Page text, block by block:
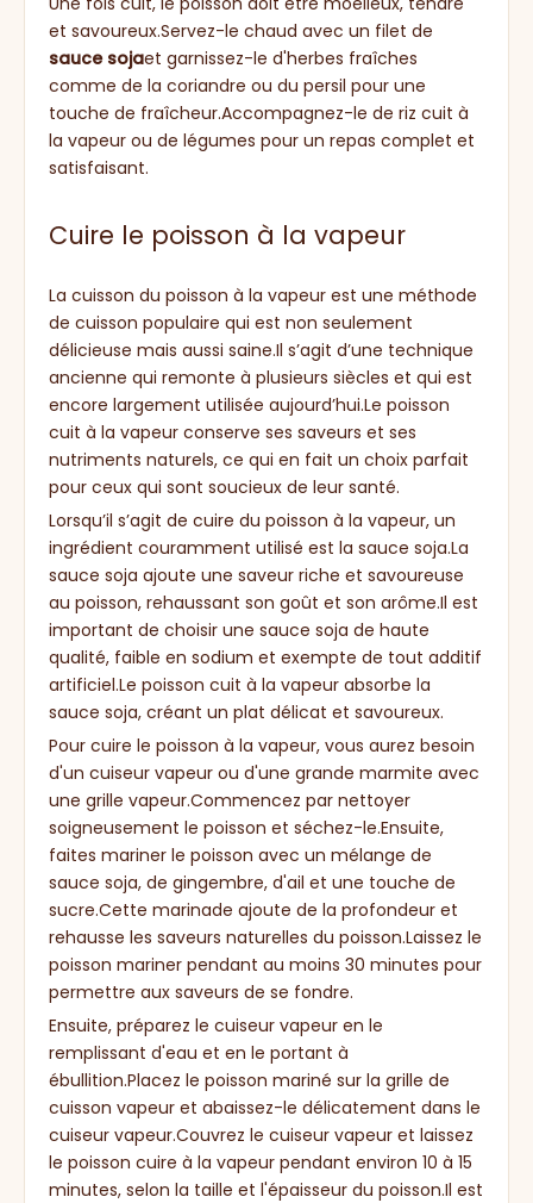
et savoureux.Servez-le chaud avec un filet de
sauce sojaet garnissez-le d'herbes fraîches
comme de la coriandre ou du persil pour une
touche de fraîcheur.Accompagnez-le de riz cuit à
la vapeur ou de légumes pour un repas complet et
satisfaisant.
Cuire le poisson à la vapeur
La cuisson du poisson à la vapeur est une méthode
de cuisson populaire qui est non seulement
délicieuse mais aussi saine.Il s’agit d’une technique
ancienne qui remonte à plusieurs siècles et qui est
encore largement utilisée aujourd’hui.Le poisson
cuit à la vapeur conserve ses saveurs et ses
nutriments naturels, ce qui en fait un choix parfait
pour ceux qui sont soucieux de leur santé.
Lorsqu’il s’agit de cuire du poisson à la vapeur, un
ingrédient couramment utilisé est la sauce soja.La
sauce soja ajoute une saveur riche et savoureuse
au poisson, rehaussant son goût et son arôme.Il est
important de choisir une sauce soja de haute
qualité, faible en sodium et exempte de tout additif
artificiel.Le poisson cuit à la vapeur absorbe la
sauce soja, créant un plat délicat et savoureux.
Pour cuire le poisson à la vapeur, vous aurez besoin
d'un cuiseur vapeur ou d'une grande marmite avec
une grille vapeur.Commencez par nettoyer
soigneusement le poisson et séchez-le.Ensuite,
faites mariner le poisson avec un mélange de
sauce soja, de gingembre, d'ail et une touche de
sucre.Cette marinade ajoute de la profondeur et
rehausse les saveurs naturelles du poisson.Laissez le
poisson mariner pendant au moins 30 minutes pour
permettre aux saveurs de se fondre.
Ensuite, préparez le cuiseur vapeur en le
remplissant d'eau et en le portant à
ébullition.Placez le poisson mariné sur la grille de
cuisson vapeur et abaissez-le délicatement dans le
cuiseur vapeur.Couvrez le cuiseur vapeur et laissez
le poisson cuire à la vapeur pendant environ 10 à 15
minutes, selon la taille et l'épaisseur du poisson.Il est